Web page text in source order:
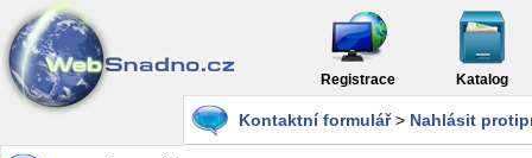
Registrace Katalog
Kontaktní formulář> Nahlásit